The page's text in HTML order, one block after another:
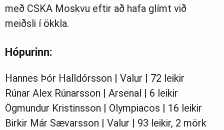
með CSKA Moskvu eftir að hafa glímt við
meiðsli í ökkla.
Hópurinn:
Hannes Þór Halldórsson | Valur | 72 leikir
Rúnar Alex Rúnarsson | Arsenal | 6 leikir
Ögmundur Kristinsson | Olympiacos | 16 leikir
Birkir Már Sævarsson | Valur | 93 leikir, 2 mörk